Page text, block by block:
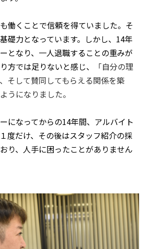
働くことで信頼を得ていました。そ
礎力となっています。しかし、14年
となり、一人退職することの重みが
方では足りないと感じ、
「自分の理
そして賛同してもらえる関係を築
うになりました。
になってからの14年間、アルバイト
度だけ、その後はスタッフ紹介の採
り、人手に困ったことがありません